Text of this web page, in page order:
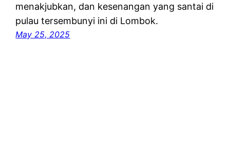
menakjubkan, dan kesenangan yang santai di
pulau tersembunyi ini di Lombok.
May 25, 2025